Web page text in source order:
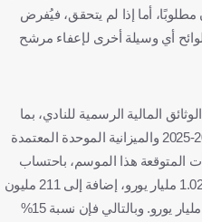
أما إذا لم يتحقق، فيُفرض
أي وسيلة أخرى لإعفاء مرشح
المالية الرسمية للنادي، بما
في ذلك التقرير الاقتصادي لموسم 2024-2025 والميزانية الموحدة المعتمدة
النفقات المتوقعة هذا الموسم، باحتساب
مصاريف التشغيل قبل الإهلاك البالغة 1.025 مليار يورو، إضافة إلى 211 مليون
يورو قيمة الإهلاك، يصل إلى نحو 1.237 مليار يورو. وبالتالي فإن نسبة 15%